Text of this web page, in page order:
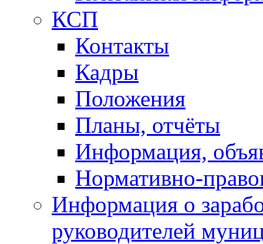
КСП
Контакты
Кадры
Положения
Планы, отчёты
Информация,
Нормативно-
Информация о
руководителей